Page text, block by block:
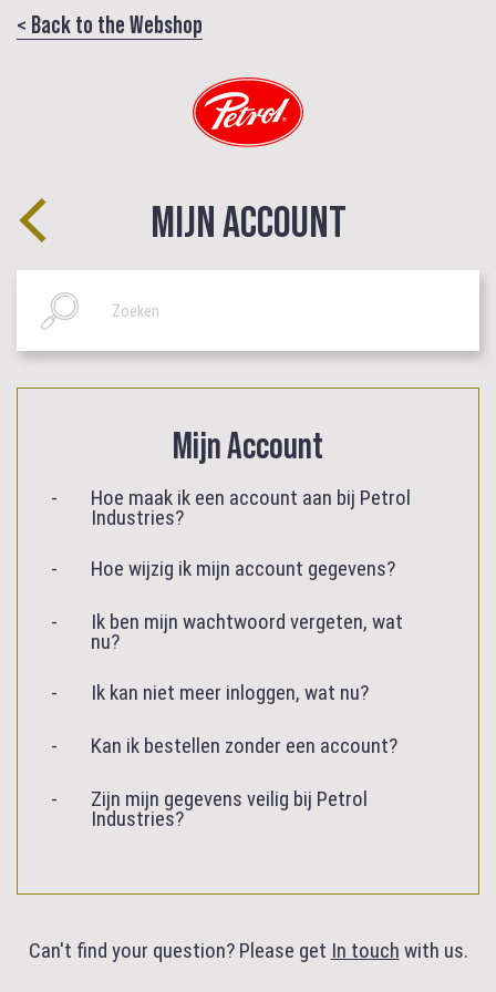
< Back to the Webshop
MIJN ACCOUNT
Mijn Account
Hoe maak ik een account aan bij Petrol
Industries?
Hoe wijzig ik mijn account gegevens?
Ik ben mijn wachtwoord vergeten, wat
nu?
Ik kan niet meer inloggen, wat nu?
Kan ik bestellen zonder een account?
Zijn mijn gegevens veilig bij Petrol
Industries?
Can't find your question? Please get In touch with us.